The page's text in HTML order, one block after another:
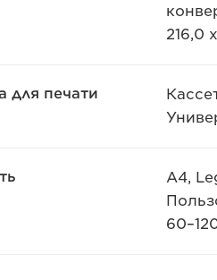
216,0
для печати
A4,